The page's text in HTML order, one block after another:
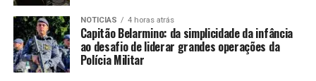
NOTICIAS 4 horas atrás
Capitão Belarmino: da simplicidade da infância
ao desafio de liderar grandes operações da
Polícia Militar